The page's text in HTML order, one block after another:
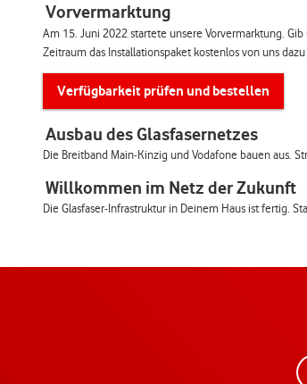
Vorvermarktung
Am 15. Juni 2022 startete unsere Vorvermarktung.
Zeitraum das Installationspaket kostenlos von uns dazu
Verfügbarkeit prüfen und bestellen
Ausbau des Glasfasernetzes
Die Breitband Main-Kinzig und Vodafone bauen aus.
Willkommen im Netz der Zukunft
Die Glasfaser-Infrastruktur in Deinem Haus ist fertig.